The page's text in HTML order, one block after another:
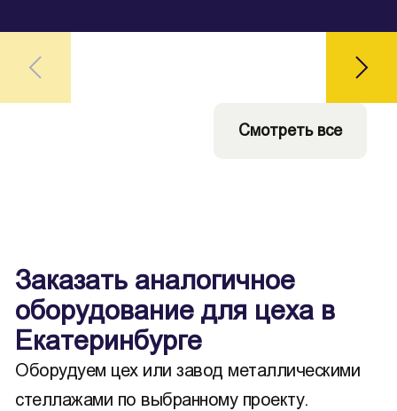
Смотреть все
Заказать аналогичное
оборудование для цеха в
Екатеринбурге
Оборудуем цех или завод металлическими
стеллажами по выбранному проекту.